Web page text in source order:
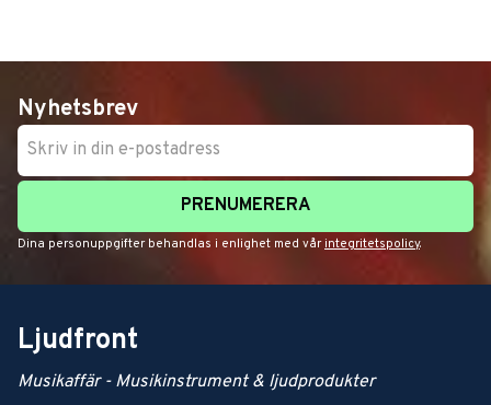
Nyhetsbrev
PRENUMERERA
Dina personuppgifter behandlas i enlighet med vår integritetspolicy.
Ljudfront
Musikaffär - Musikinstrument & ljudprodukter